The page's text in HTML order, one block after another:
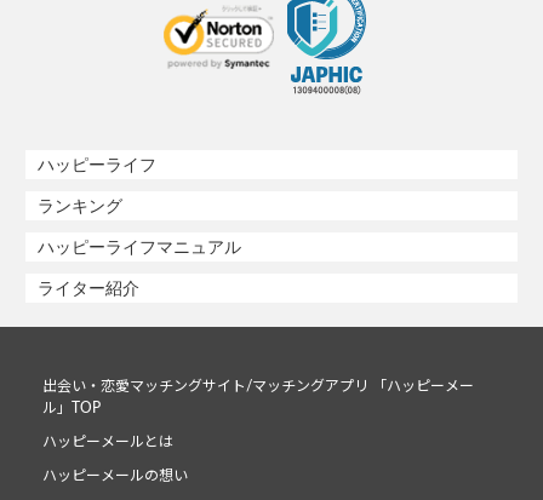
ハッピーライフ
ランキング
ハッピーライフマニュアル
ライター紹介
出会い・恋愛マッチングサイト/マッチングアプリ 「ハッピーメー
ル」TOP
ハッピーメールとは
ハッピーメールの想い